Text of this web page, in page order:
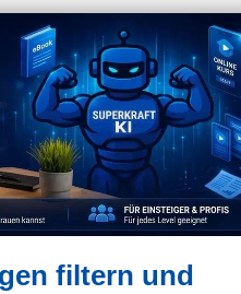
filtern und